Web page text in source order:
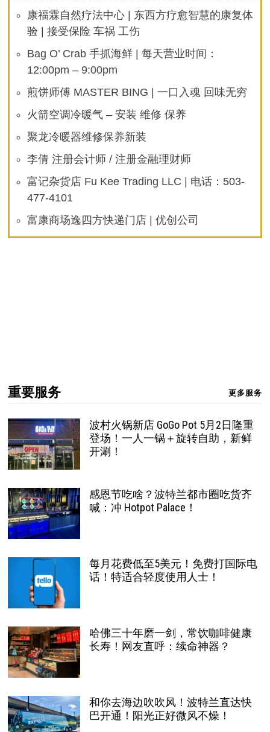
康福霖自然疗法中心 | 东西方疗愈智慧的康复体
验 | 接受保险 车祸 工伤
Bag O’ Crab 手抓海鲜 | 每天营业时间：
12:00pm – 9:00pm
煎饼师傅 MASTER BING | 一口入魂 回味无穷
火箭空调冷暖气 – 安装 维修 保养
聚龙冷暖器维修保养新装
李倩 注册会计师 / 注册金融理财师
富记杂货店 Fu Kee Trading LLC | 电话：503-
477-4101
富康商场逸四方快递门店 | 优创公司
重要服务 更多服务
波村火锅新店 GoGo Pot 5月2日隆重
登场！一人一锅＋旋转自助，新鲜
开涮！
感恩节吃啥？波特兰都市圈吃货齐
喊：冲 Hotpot Palace！
每月花费低至5美元！免费打国际电
话！特适合轻度使用人士！
哈佛三十年磨一剑，常饮咖啡健康
长寿！网友直呼：续命神器？
和你去海边吹吹风！波特兰直达快
巴开通！阳光正好微风不燥！